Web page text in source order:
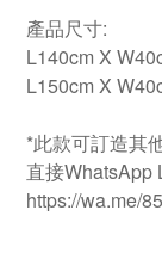
產品尺寸:
L140cm X
L150cm X
*此款可訂造其
直接WhatsApp
https://wa.me/